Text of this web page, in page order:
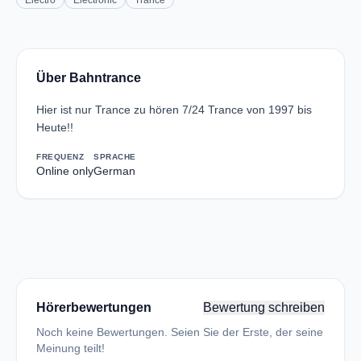
Über Bahntrance
Hier ist nur Trance zu hören 7/24 Trance von 1997 bis
Heute!!
FREQUENZ
Online only
SPRACHE
German
Hörerbewertungen Bewertung schreiben
Noch keine Bewertungen. Seien Sie der Erste, der seine
Meinung teilt!